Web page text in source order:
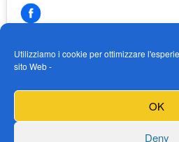
Utilizziamo i cookie per ottimizzare
sito Web -
OK
Deny
https://Fai clic per accettare i
abilitare questo